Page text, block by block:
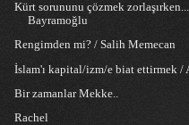
Kürt sorununu çözmek
Bayramoğlu
Rengimden mi? / Salih Memecan
İslam'ı kapital/izm/e biat ettirmek /
Bir zamanlar Mekke..
Rachel